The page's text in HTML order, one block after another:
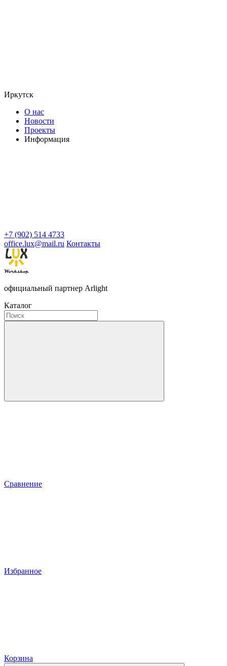
Иркутск
О нас
Новости
Проекты
Информация
+7 (902) 514 4733
office.lux@mail.ru Контакты
официальный партнер Arlight
Каталог
Сравнение
Избранное
Корзина